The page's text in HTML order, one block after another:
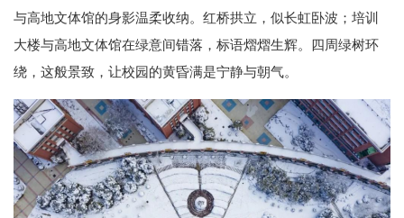
与高地文体馆的身影温柔收纳。红桥拱立，似长虹卧波；培训
大楼与高地文体馆在绿意间错落，标语熠熠生辉。四周绿树环
绕，这般景致，让校园的黄昏满是宁静与朝气。